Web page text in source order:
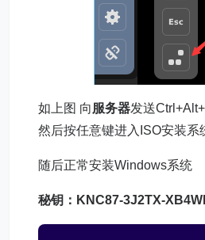
如上图 向服务器发送
然后按任意键进入ISO安装系
随后正常安装Windows系统
秘钥：KNC87-3J2TX-